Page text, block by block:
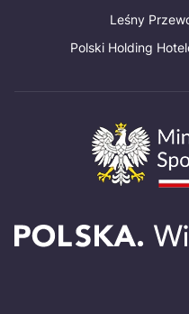
Leśny
Polski Holding